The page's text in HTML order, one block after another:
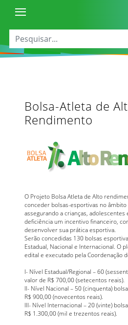
Bolsa-Atleta de
Rendimento
O Projeto Bolsa Atleta de Alto
conceder bolsas-esportivas no âmbito
assegurando a crianças, adolescentes
deficiência um incentivo financeiro,
desenvolver sua prática esportiva.
Serão concedidas 130 bolsas
Estadual, Nacional e Internacional. O
edital e executado pela Coordenação
I- Nível Estadual/Regional – 60
valor de R$ 700,00 (setecentos reais).
II- Nível Nacional – 50 (cinquenta)
R$ 900,00 (novecentos reais).
III- Nível Internacional – 20 (vinte)
R$ 1.300,00 (mil e trezentos reais).